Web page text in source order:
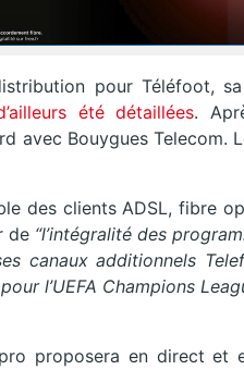
pour Téléfoot,
été détaillées.
avec Bouygues Telecom.
des clients ADSL, fibre
de “l’intégralité des
canaux additionnels
l’UEFA Champions
proposera en direct et